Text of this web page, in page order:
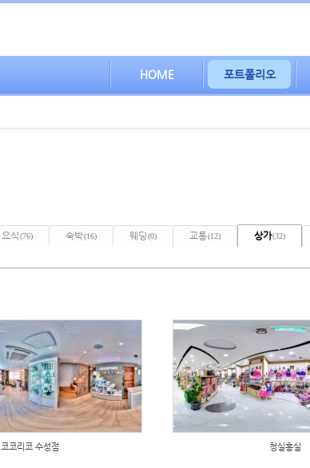
HOME 포트폴리오
요식(76) 숙박(16) 웨딩(0) 교통(12) 상가(32)
코코리코 수성점 청실홍실